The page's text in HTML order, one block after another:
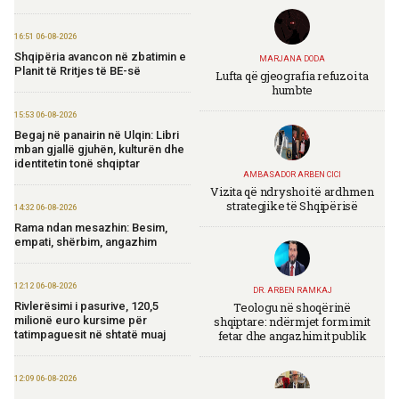
16:51 06-08-2026
Shqipëria avancon në zbatimin e
Planit të Rritjes të BE-së
15:53 06-08-2026
Begaj në panairin në Ulqin: Libri
mban gjallë gjuhën, kulturën dhe
identitetin tonë shqiptar
14:32 06-08-2026
Rama ndan mesazhin: Besim,
empati, shërbim, angazhim
12:12 06-08-2026
Rivlerësimi i pasurive, 120,5
milionë euro kursime për
tatimpaguesit në shtatë muaj
12:09 06-08-2026
MARJANA DODA
Lufta që gjeografia refuzoi ta
humbte
AMBASADOR ARBEN CICI
Vizita që ndryshoi të ardhmen
strategjike të Shqipërisë
DR. ARBEN RAMKAJ
Teologu në shoqërinë
shqiptare: ndërmjet formimit
fetar dhe angazhimit publik